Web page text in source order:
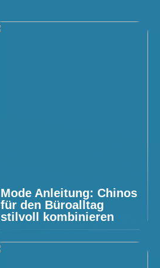
Mode Anleitung: Chinos
für den Büroalltag
stilvoll kombinieren